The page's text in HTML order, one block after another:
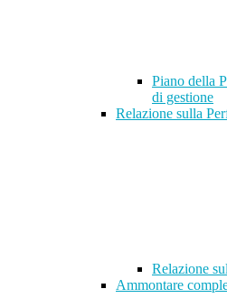
Piano della
di gestione
Relazione sulla
Relazione
Ammontare